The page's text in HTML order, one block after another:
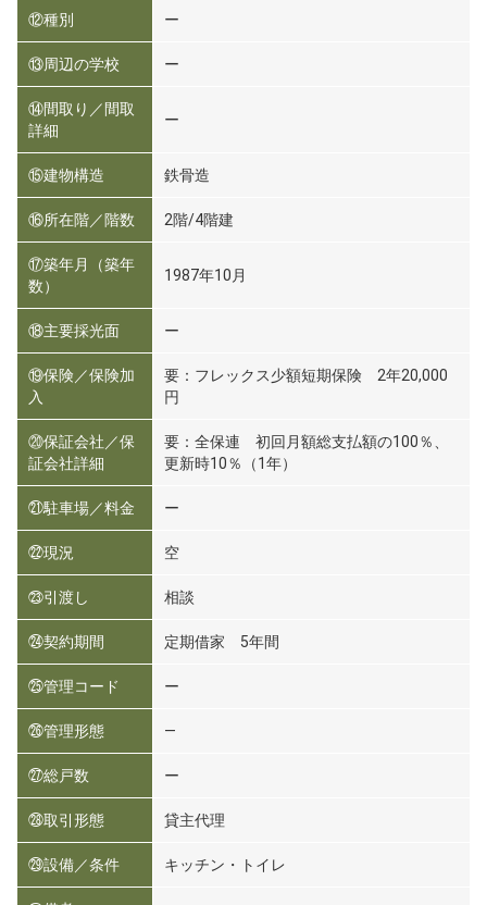
⑫種別 ー
⑬周辺の学校 ー
⑭間取り／間取
詳細
ー
⑮建物構造 鉄骨造
⑯所在階／階数 2階/4階建
⑰築年月（築年
数）
1987年10月
⑱主要採光面 ー
⑲保険／保険加
入
要：フレックス少額短期保険 2年20,000
円
⑳保証会社／保
証会社詳細
要：全保連 初回月額総支払額の100％、
更新時10％（1年）
㉑駐車場／料金 ー
㉒現況 空
㉓引渡し 相談
㉔契約期間 定期借家 5年間
㉕管理コード ー
㉖管理形態 ―
㉗総戸数 ー
㉘取引形態 貸主代理
㉙設備／条件 キッチン・トイレ